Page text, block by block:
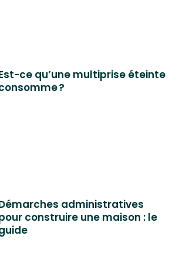
ce qu’une multiprise éteinte
?
administratives
construire une maison : le